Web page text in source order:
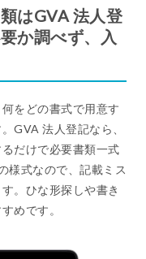
はGVA 法人登
か調べず、入
をどの書式で用意す
GVA 法人登記なら、
だけで必要書類一式
様式なので、記載ミス
。ひな形探しや書き
めです。